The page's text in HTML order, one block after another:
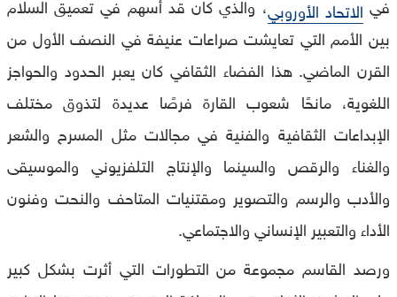
الاتحاد الأوروبي
بين الأمم التي تعايشت صراعات عنيفة في النصف الأول من
القرن الماضي. هذا الفضاء الثقافي كان يعبر الحدود والحواجز
اللغوية، مانحًا شعوب القارة فرصًا عديدة لتذوق مختلف
الإبداعات الثقافية والفنية في مجالات مثل المسرح والشعر
والغناء والرقص والسينما والإنتاج التلفزيوني والموسيقى
والأدب والرسم والتصوير ومقتنيات المتاحف والنحت وفنون
الأداء والتعبير الإنساني والاجتماعي.
ورصد القاسم مجموعة من التطورات التي أثرت بشكل كبير